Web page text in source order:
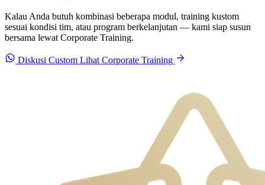
Kalau Anda butuh kombinasi beberapa modul, training kustom
sesuai kondisi tim, atau program berkelanjutan — kami siap susun
bersama lewat Corporate Training.
Diskusi Custom Lihat Corporate Training